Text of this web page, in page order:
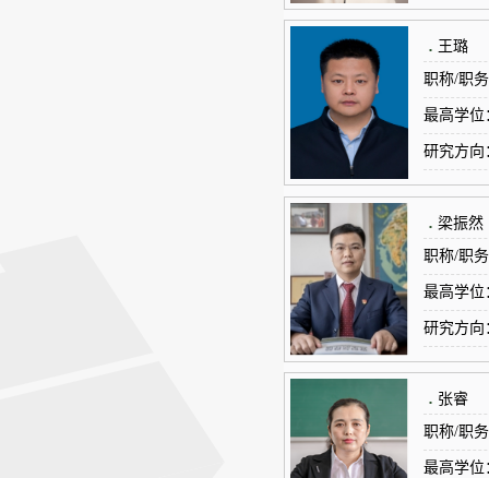
理、景观
. 王璐
职称/职
最高学位
研究方向
. 梁振然
职称/职
最高学位
研究方向
风景旅游
. 张睿
职称/职
最高学位